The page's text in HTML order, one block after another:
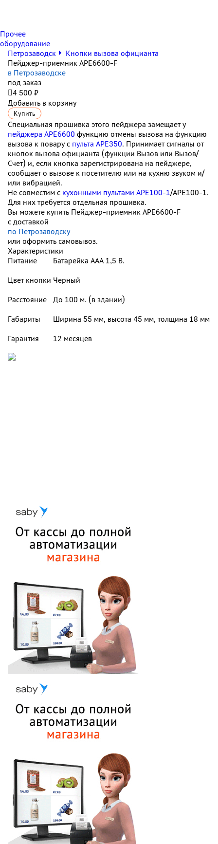
Прочее
оборудование
Петрозаводск
Кнопки вызова официанта
Пейджер-приемник АРЕ6600-F
в Петрозаводске
под заказ
4 500 ₽
Добавить в корзину
Купить
Специальная прошивка этого пейджера замещает у
пейджера АРЕ6600 функцию отмены вызова на функцию
вызова к повару с пульта APE350. Принимает сигналы от
кнопок вызова официанта (функции Вызов или Вызов/
Счет) и, если кнопка зарегистрирована на пейджере,
сообщает о вызове к посетителю или на кухню звуком и/
или вибрацией.
Не совместим с кухонными пультами APE100-1/APE100-1.
Для них требуется отдельная прошивка.
Вы можете купить Пейджер-приемник АРЕ6600-F
с доставкой
по Петрозаводску
или оформить самовывоз.
Характеристики
Питание
Батарейка ААА 1,5 В.
Цвет кнопки Черный
Расстояние
До 100 м. (в здании)
Габариты
Ширина 55 мм, высота 45 мм, толщина 18 мм
Гарантия
12 месяцев